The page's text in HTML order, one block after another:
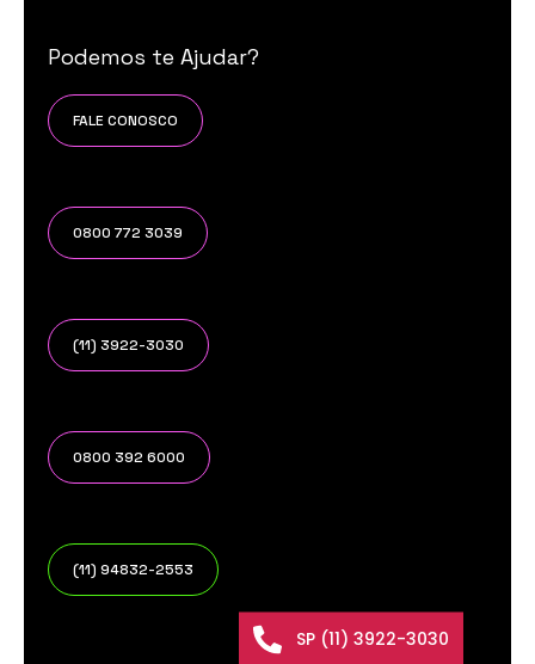
Podemos te Ajudar?
FALE CONOSCO
0800 772 3039
(11) 3922-3030
0800 392 6000
(11) 94832-2553
SP (11) 3922-3030